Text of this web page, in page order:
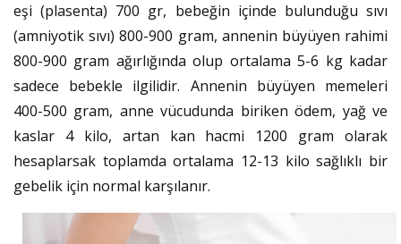
eşi (plasenta) 700 gr, bebeğin içinde bulunduğu sıvı
(amniyotik sıvı) 800-900 gram, annenin büyüyen rahimi
800-900 gram ağırlığında olup ortalama 5-6 kg kadar
sadece bebekle ilgilidir. Annenin büyüyen memeleri
400-500 gram, anne vücudunda biriken ödem, yağ ve
kaslar 4 kilo, artan kan hacmi 1200 gram olarak
hesaplarsak toplamda ortalama 12-13 kilo sağlıklı bir
gebelik için normal karşılanır.